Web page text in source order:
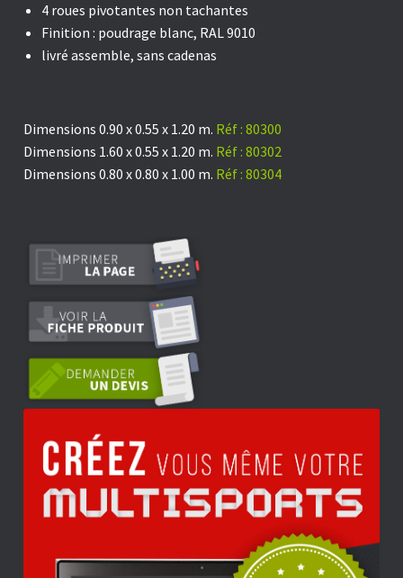
4 roues pivotantes non tachantes
Finition : poudrage blanc, RAL 9010
livré assemble, sans cadenas
Dimensions 0.90 x 0.55 x 1.20 m. Réf : 80300
Dimensions 1.60 x 0.55 x 1.20 m. Réf : 80302
Dimensions 0.80 x 0.80 x 1.00 m. Réf : 80304